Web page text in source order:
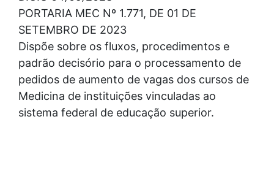
PORTARIA MEC Nº 1.771, DE 01 DE
SETEMBRO DE 2023
Dispõe sobre os fluxos, procedimentos e
padrão decisório para o processamento de
pedidos de aumento de vagas dos cursos de
Medicina de instituições vinculadas ao
sistema federal de educação superior.